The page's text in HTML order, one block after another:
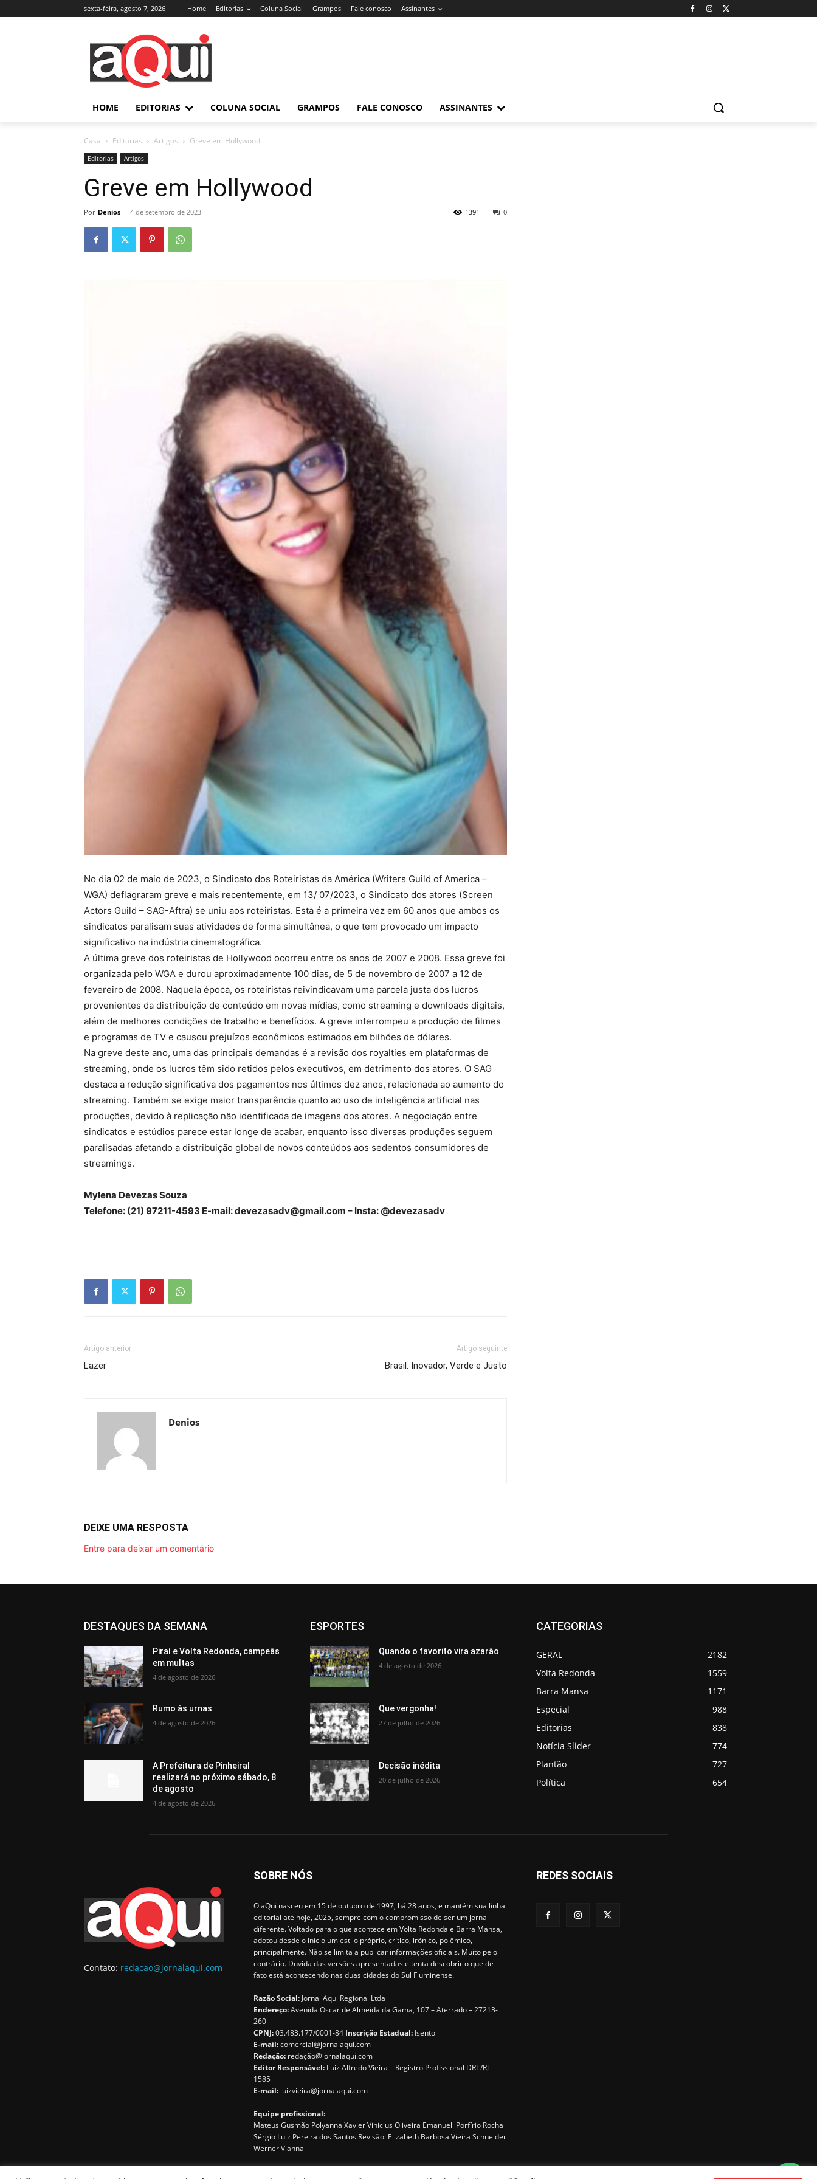
sexta-feira, agosto 7, 2026 Home Editorias Coluna Social Grampos Fale conosco Assinantes
HOME EDITORIAS COLUNA SOCIAL GRAMPOS FALE CONOSCO ASSINANTES
Casa Editorias Artigos Greve em Hollywood
Editorias Artigos
Greve em Hollywood
Por Denios - 4 de setembro de 2023 0
1391
No dia 02 de maio de 2023, o Sindicato dos Roteiristas da América (Writers Guild of America –
WGA) deflagraram greve e mais recentemente, em 13/ 07/2023, o Sindicato dos atores (Screen
Actors Guild – SAG-Aftra) se uniu aos roteiristas. Esta é a primeira vez em 60 anos que ambos os
sindicatos paralisam suas atividades de forma simultânea, o que tem provocado um impacto
significativo na indústria cinematográfica.
A última greve dos roteiristas de Hollywood ocorreu entre os anos de 2007 e 2008. Essa greve foi
organizada pelo WGA e durou aproximadamente 100 dias, de 5 de novembro de 2007 a 12 de
fevereiro de 2008. Naquela época, os roteiristas reivindicavam uma parcela justa dos lucros
provenientes da distribuição de conteúdo em novas mídias, como streaming e downloads digitais,
além de melhores condições de trabalho e benefícios. A greve interrompeu a produção de filmes
e programas de TV e causou prejuízos econômicos estimados em bilhões de dólares.
Na greve deste ano, uma das principais demandas é a revisão dos royalties em plataformas de
streaming, onde os lucros têm sido retidos pelos executivos, em detrimento dos atores. O SAG
destaca a redução significativa dos pagamentos nos últimos dez anos, relacionada ao aumento do
streaming. Também se exige maior transparência quanto ao uso de inteligência artificial nas
produções, devido à replicação não identificada de imagens dos atores. A negociação entre
sindicatos e estúdios parece estar longe de acabar, enquanto isso diversas produções seguem
paralisadas afetando a distribuição global de novos conteúdos aos sedentos consumidores de
streamings.
Mylena Devezas Souza
Telefone: (21) 97211-4593 E-mail:devezasadv@gmail.com – Insta: @devezasadv
Artigo anterior
Lazer
Artigo seguinte
Brasil: Inovador, Verde e Justo
Denios
DEIXE UMA RESPOSTA
Entre para deixar um comentário
DESTAQUES DA SEMANA
Piraí e Volta Redonda, campeãs
em multas
4 de agosto de 2026
Rumo às urnas
4 de agosto de 2026
A Prefeitura de Pinheiral
realizará no próximo sábado, 8
de agosto
4 de agosto de 2026
ESPORTES
Quando o favorito vira azarão
4 de agosto de 2026
Que vergonha!
27 de julho de 2026
Decisão inédita
20 de julho de 2026
CATEGORIAS
GERAL
2182
Volta Redonda
1559
Barra Mansa
1171
Especial
988
Editorias
838
Notícia Slider
774
Plantão
727
Política
654
Contato: redacao@jornalaqui.com
SOBRE NÓS
O aQui nasceu em 15 de outubro de 1997, há 28 anos, e mantém sua linha
editorial até hoje, 2025, sempre com o compromisso de ser um jornal
diferente. Voltado para o que acontece em Volta Redonda e Barra Mansa,
adotou desde o início um estilo próprio, crítico, irônico, polêmico,
principalmente. Não se limita a publicar informações oficiais. Muito pelo
contrário. Duvida das versões apresentadas e tenta descobrir o que de
fato está acontecendo nas duas cidades do Sul Fluminense.
Razão Social: Jornal Aqui Regional Ltda
Endereço:Avenida Oscar de Almeida da Gama, 107 – Aterrado – 27213-
260
CPNJ:03.483.177/0001-84 Inscrição Estadual: Isento
E-mail:comercial@jornalaqui.com
Redação: redação@jornalaqui.com
Editor Responsável: Luiz Alfredo Vieira – Registro Profissional DRT/RJ
1585
E-mail: luizvieira@jornalaqui.com
Equipe profissional:
Mateus Gusmão Polyanna Xavier Vinicius Oliveira Emanueli Porfírio Rocha
Sérgio Luiz Pereira dos Santos Revisão: Elizabeth Barbosa Vieira Schneider
Werner Vianna
REDES SOCIAIS